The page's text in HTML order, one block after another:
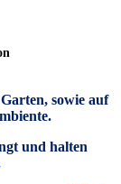
sowie auf
und halten